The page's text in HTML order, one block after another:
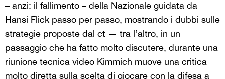
– anzi: il fallimento – della Nazionale guidata da
Hansi Flick passo per passo, mostrando i dubbi sulle
strategie proposte dal ct — tra l’altro, in un
passaggio che ha fatto molto discutere, durante una
riunione tecnica video Kimmich muove una critica
molto diretta sulla scelta di giocare con la difesa a